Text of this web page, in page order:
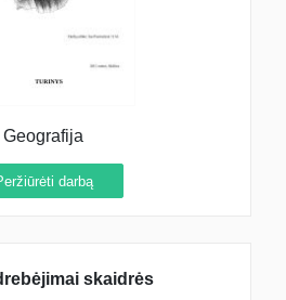
Geografija
darbą
skaidrės